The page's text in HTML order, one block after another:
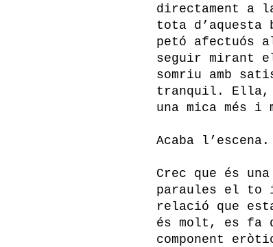
directament a
tota
petó afectuós
seguir mirant
somriu amb
tranquil. Ella,
una mica més
Acaba l’escena.
Crec que és
paraules el to
relació que
és molt, es fa
component